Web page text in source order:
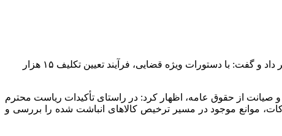
رئیس کل دادگستری استان هرمزگان از ترخیص بیش از ۷۰۰۰ دستگاه خودروی وارداتی از بنادر و گمرکات این استان طی ۴۰ روز اخیر خبر داد و گفت: با دستورات ویژه قضایی، فرآیند تعیین تکلیف ۱۵ هزار
و صیانت از حقوق عامه، اظهار کرد: در راستای تأکیدات ریاست محترم
موانع موجود در مسیر ترخیص کالا‌های انباشت شده را بررسی و